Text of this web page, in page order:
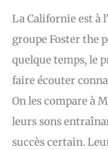
La Californie est à
groupe Foster the
quelque temps, le
faire écouter
On les compare à
leurs sons
succès certain.